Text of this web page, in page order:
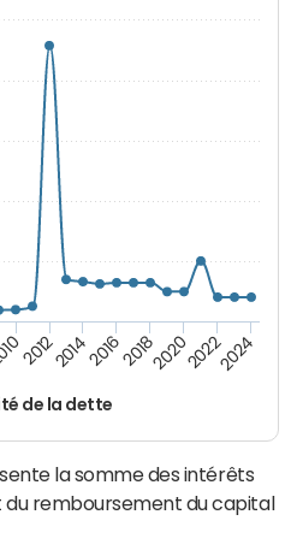
de la dette
2012201420162018202020222024
la somme des intérêts
remboursement du capital